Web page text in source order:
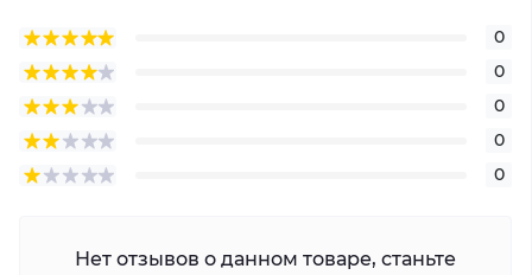
0
0
0
0
0
Нет отзывов о данном товаре, станьте